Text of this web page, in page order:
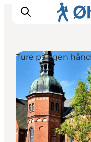
Inspiration
Vandreruter
Planlægning
Ture på egen hånd